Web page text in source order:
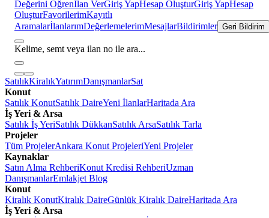
Değerini Öğrenİlan VerGiriş YapHesap OluşturGiriş YapHesap
OluşturFavorilerimKayıtlı
AramalarİlanlarımDeğerlemelerimMesajlarBildirimler Geri Bildirim
Kelime, semt veya ilan no ile ara...
SatılıkKiralıkYatırımDanışmanlarSat
Konut
Satılık KonutSatılık DaireYeni İlanlarHaritada Ara
İş Yeri & Arsa
Satılık İş YeriSatılık DükkanSatılık ArsaSatılık Tarla
Projeler
Tüm ProjelerAnkara Konut ProjeleriYeni Projeler
Kaynaklar
Satın Alma RehberiKonut Kredisi RehberiUzman
DanışmanlarEmlakjet Blog
Konut
Kiralık KonutKiralık DaireGünlük Kiralık DaireHaritada Ara
İş Yeri & Arsa